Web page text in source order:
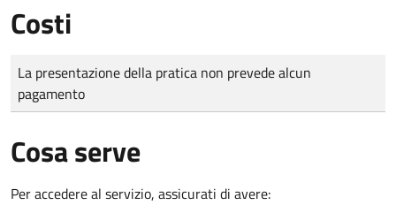
Costi
Tipo di pagamento
Importo
La presentazione della pratica non prevede alcun
pagamento
Cosa serve
Per accedere al servizio, assicurati di avere: